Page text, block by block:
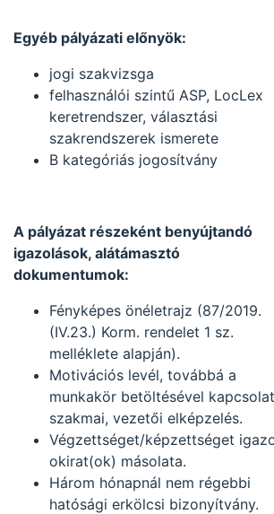
Egyéb pályázati előnyök:
jogi szakvizsga
felhasználói szintű ASP, LocLex
keretrendszer, választási
szakrendszerek ismerete
B kategóriás jogosítvány
A pályázat részeként benyújtandó
igazolások, alátámasztó
dokumentumok:
Fényképes önéletrajz (87/2019.
(IV.23.) Korm. rendelet 1 sz.
melléklete alapján).
Motivációs levél, továbbá a
munkakör betöltésével
szakmai, vezetői elképzelés.
Végzettséget/képzettséget
okirat(ok) másolata.
Három hónapnál nem régebbi
hatósági erkölcsi bizonyítvány.